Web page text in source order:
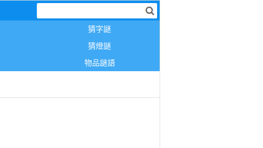
猜字謎
猜燈謎
物品謎語